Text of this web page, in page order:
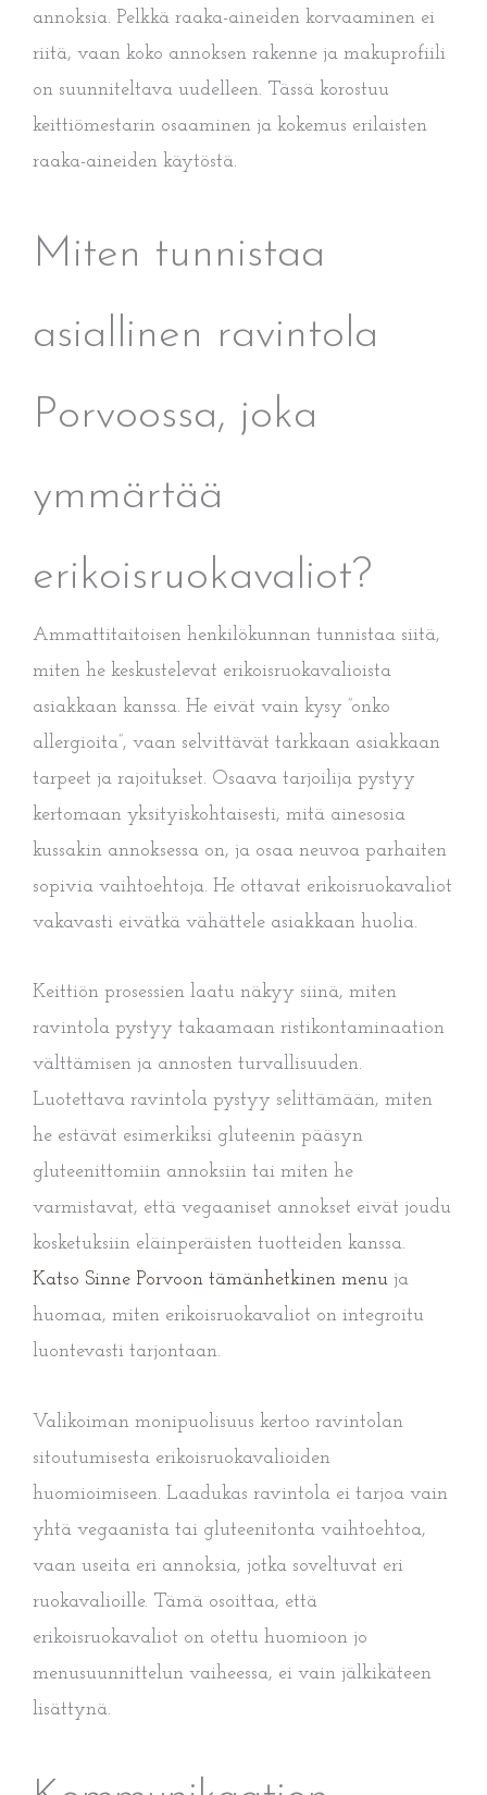
annoksia. Pelkkä raaka-aineiden korvaaminen ei
riitä, vaan koko annoksen rakenne ja makuprofiili
on suunniteltava uudelleen. Tässä korostuu
keittiömestarin osaaminen ja kokemus erilaisten
raaka-aineiden käytöstä.
Miten tunnistaa
asiallinen ravintola
Porvoossa, joka
ymmärtää
erikoisruokavaliot?
Ammattitaitoisen henkilökunnan tunnistaa siitä,
miten he keskustelevat erikoisruokavalioista
asiakkaan kanssa. He eivät vain kysy ”onko
allergioita”, vaan selvittävät tarkkaan asiakkaan
tarpeet ja rajoitukset. Osaava tarjoilija pystyy
kertomaan yksityiskohtaisesti, mitä ainesosia
kussakin annoksessa on, ja osaa neuvoa parhaiten
sopivia vaihtoehtoja. He ottavat erikoisruokavaliot
vakavasti eivätkä vähättele asiakkaan huolia.
Keittiön prosessien laatu näkyy siinä, miten
ravintola pystyy takaamaan ristikontaminaation
välttämisen ja annosten turvallisuuden.
Luotettava ravintola pystyy selittämään, miten
he estävät esimerkiksi gluteenin pääsyn
gluteenittomiin annoksiin tai miten he
varmistavat, että vegaaniset annokset eivät joudu
kosketuksiin eläinperäisten tuotteiden kanssa.
Katso Sinne Porvoon tämänhetkinen menu ja
huomaa, miten erikoisruokavaliot on integroitu
luontevasti tarjontaan.
Valikoiman monipuolisuus kertoo ravintolan
sitoutumisesta erikoisruokavalioiden
huomioimiseen. Laadukas ravintola ei tarjoa vain
yhtä vegaanista tai gluteenitonta vaihtoehtoa,
vaan useita eri annoksia, jotka soveltuvat eri
ruokavalioille. Tämä osoittaa, että
erikoisruokavaliot on otettu huomioon jo
menusuunnittelun vaiheessa, ei vain jälkikäteen
lisättynä.